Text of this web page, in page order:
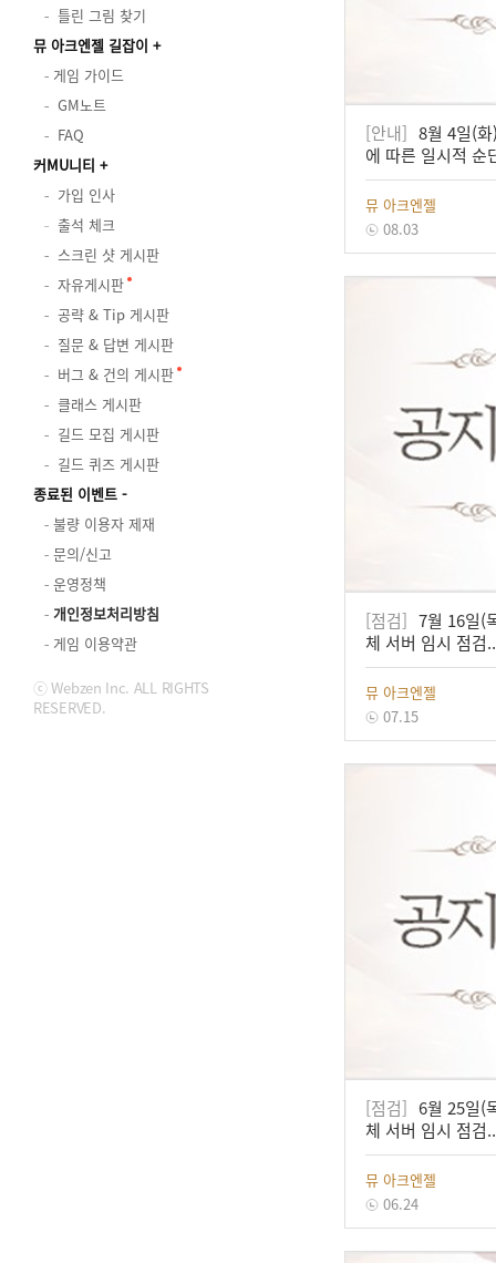
틀린 그림 찾기
뮤 아크엔젤 길잡이
게임 가이드
GM노트
FAQ
커MU니티
가입 인사
출석 체크
스크린 샷 게시판
자유게시판
공략 & Tip 게시판
질문 & 답변 게시판
버그 & 건의 게시판
클래스 게시판
길드 모집 게시판
길드 퀴즈 게시판
종료된 이벤트
불량 이용자 제재
문의/신고
운영정책
개인정보처리방침
게임 이용약관
ⓒ Webzen Inc. ALL RIGHTS
RESERVED.
[안내] 8월 4일(
에 따른 일시적 순
뮤 아크엔젤
08.03
[점검] 7월 16일(
체 서버 임시 점검
뮤 아크엔젤
07.15
[점검] 6월 25일(
체 서버 임시 점검
뮤 아크엔젤
06.24